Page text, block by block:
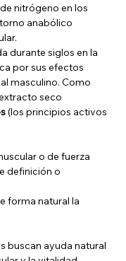
nitrógeno en los
anabólico
durante siglos en la
por sus efectos
masculino. Como
seco
(los principios activos
o de fuerza
definición o
forma natural la
buscan ayuda natural